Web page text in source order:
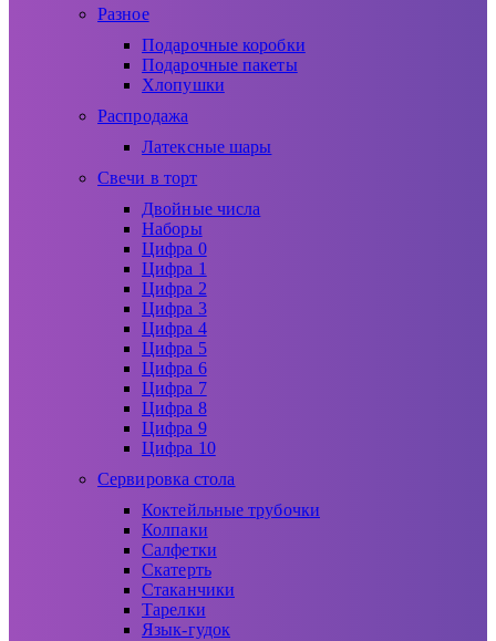
Разное
Подарочные коробки
Подарочные пакеты
Хлопушки
Распродажа
Латексные шары
Свечи в торт
Двойные числа
Наборы
Цифра 0
Цифра 1
Цифра 2
Цифра 3
Цифра 4
Цифра 5
Цифра 6
Цифра 7
Цифра 8
Цифра 9
Цифра 10
Сервировка стола
Коктейльные трубочки
Колпаки
Салфетки
Скатерть
Стаканчики
Тарелки
Язык-гудок